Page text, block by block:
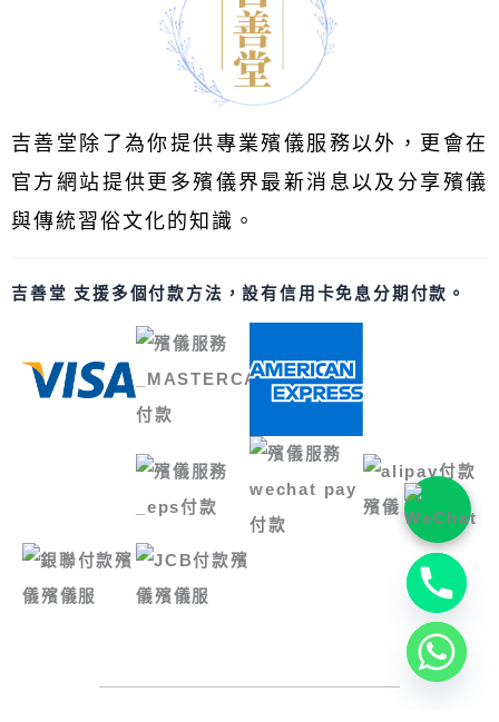
Luckindness
吉善堂除了為你提供專業殯儀服務以外，更會在
官方網站提供更多殯儀界最新消息以及分享殯儀
與傳統習俗文化的知識。
吉善堂 支援多個付款方法，設有信用卡免息分期付款。